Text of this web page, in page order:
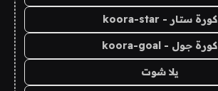
كورة ستار - koora-star
كورة جول - koora-goal
يلا شوت